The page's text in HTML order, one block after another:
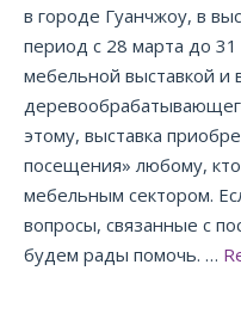
в городе Гуанчжоу, в
период с 28 марта до
мебельной выставкой и
этому, выставка
посещения» любому, кто
мебельным сектором.
вопросы, связанные с
будем рады помочь. …